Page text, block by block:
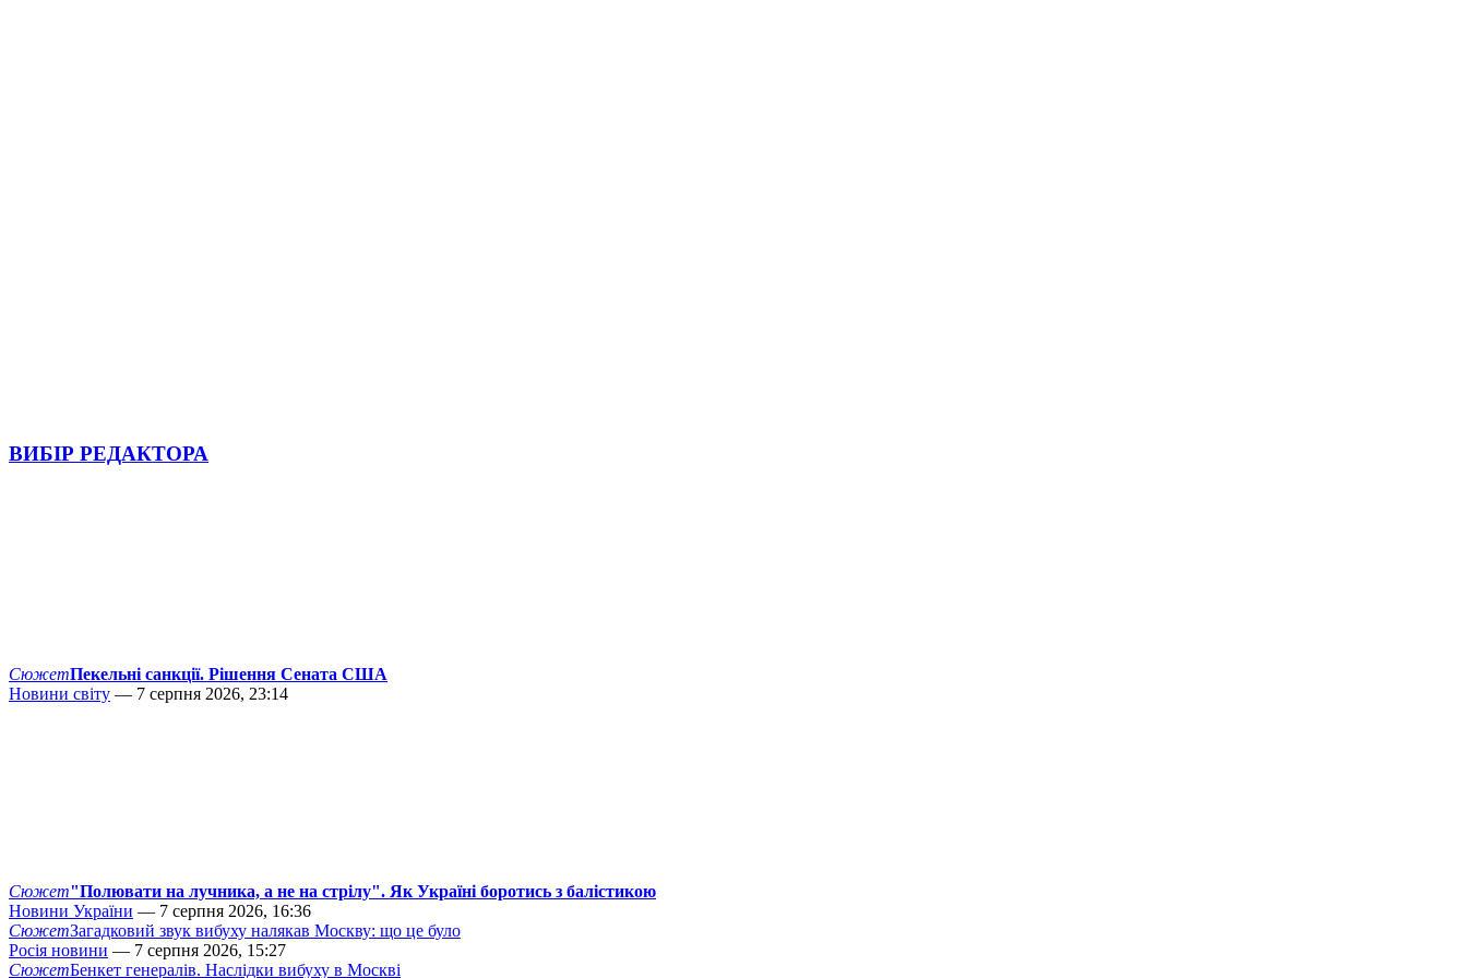
ВИБІР РЕДАКТОРА
СюжетПекельні санкції. Рішення Сената США
Новини світу — 7 серпня 2026, 23:14
Сюжет"Полювати на лучника, а не на стрілу". Як Україні боротись з балістикою
Новини України — 7 серпня 2026, 16:36
СюжетЗагадковий звук вибуху налякав Москву: що це було
Росія новини — 7 серпня 2026, 15:27
СюжетБенкет генералів. Наслідки вибуху в Москві